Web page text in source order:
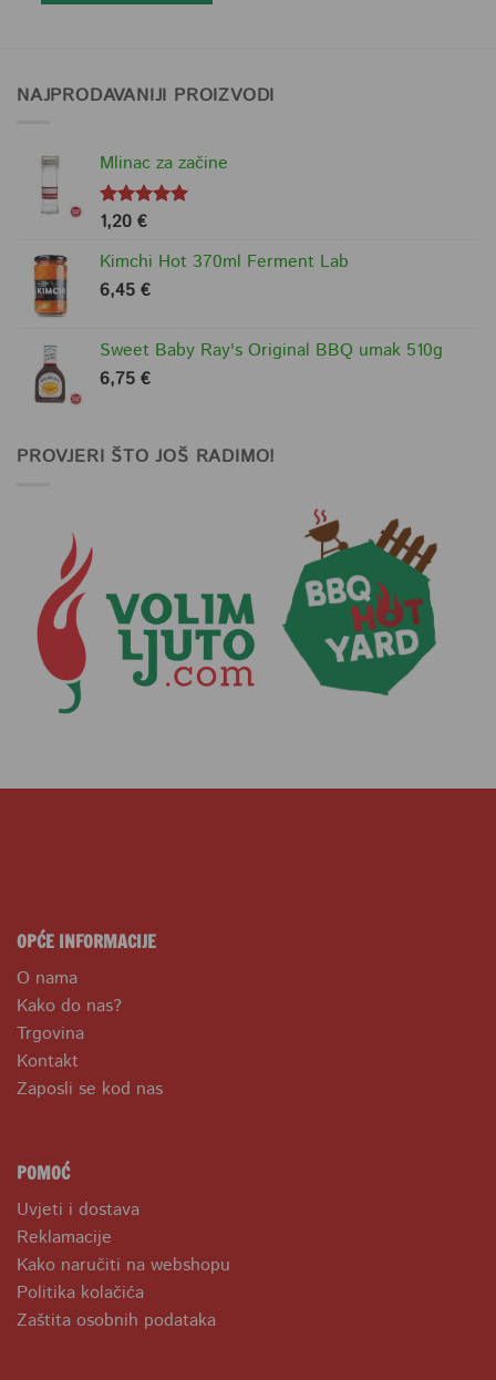
NAJPRODAVANIJI PROIZVODI
Mlinac za začine
Ocjenjeno
1,20 €
Kimchi Hot 370ml Ferment Lab
6,45 €
Sweet Baby Ray's Original BBQ umak 510g
6,75 €
PROVJERI ŠTO JOŠ RADIMO!
OPĆE INFORMACIJE
O nama
Kako do nas?
Trgovina
Kontakt
Zaposli se kod nas
POMOĆ
Uvjeti i dostava
Reklamacije
Kako naručiti na webshopu
Politika kolačića
Zaštita osobnih podataka